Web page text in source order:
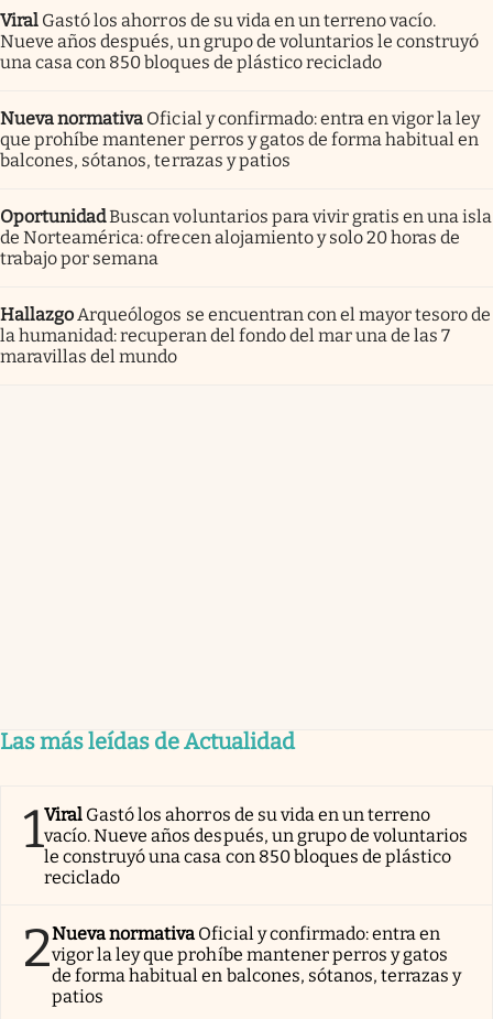
Viral Gastó los ahorros de su vida en un terreno vacío.
Nueve años después, un grupo de voluntarios le construyó
una casa con 850 bloques de plástico reciclado
Nueva normativa Oficial y confirmado: entra en vigor la ley
que prohíbe mantener perros y gatos de forma habitual en
balcones, sótanos, terrazas y patios
OportunidadBuscan voluntarios para vivir gratis en una isla
de Norteamérica: ofrecen alojamiento y solo 20 horas de
trabajo por semana
Hallazgo Arqueólogos se encuentran con el mayor tesoro de
la humanidad: recuperan del fondo del mar una de las 7
maravillas del mundo
Las más leídas de Actualidad
1Viral Gastó los ahorros de su vida en un terreno
vacío. Nueve años después, un grupo de voluntarios
le construyó una casa con 850 bloques de plástico
reciclado
2Nueva normativa Oficial y confirmado: entra en
vigor la ley que prohíbe mantener perros y gatos
de forma habitual en balcones, sótanos, terrazas y
patios